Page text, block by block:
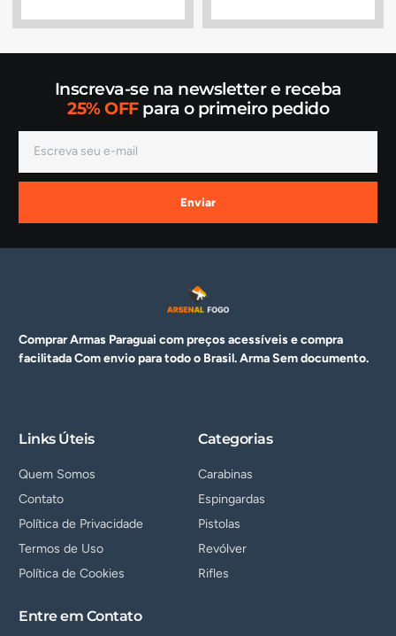
Inscreva-se na newsletter e receba
25% OFFpara o primeiro pedido
Enviar
Comprar Armas Paraguai com preços acessíveis e compra
facilitada Com envio para todo o Brasil. ArmaSem documento.
Links Úteis
Quem Somos
Contato
Política de Privacidade
Termos de Uso
Política de Cookies
Categorias
Carabinas
Espingardas
Pistolas
Revólver
Rifles
Entre em Contato